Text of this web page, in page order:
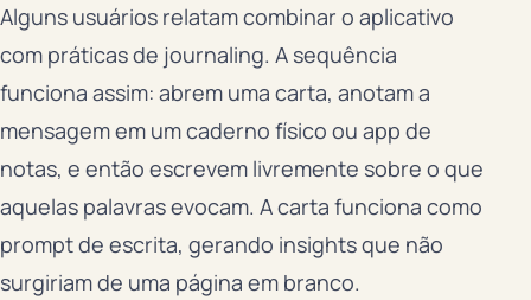
Alguns usuários relatam combinar o aplicativo
com práticas de journaling. A sequência
funciona assim: abrem uma carta, anotam a
mensagem em um caderno físico ou app de
notas, e então escrevem livremente sobre o que
aquelas palavras evocam. A carta funciona como
prompt de escrita, gerando insights que não
surgiriam de uma página em branco.